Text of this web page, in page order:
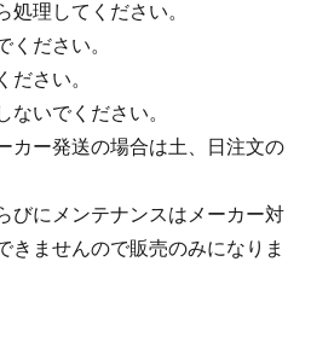
処理してください。
ください。
ださい。
ないでください。
カー発送の場合は土、日注文の
びにメンテナンスはメーカー対
きませんので販売のみになりま